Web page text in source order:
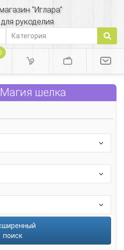
"Иглара"
рукоделия
шелка
поиск